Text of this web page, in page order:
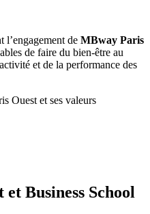
l’engagement de MBway Paris
de faire du bien-être au
et de la performance des
Ouest et ses valeurs
Business School